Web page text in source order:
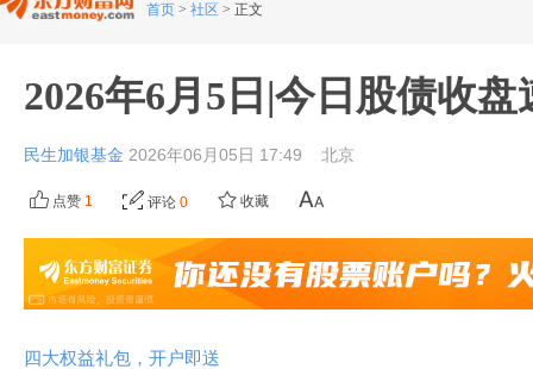
首页 > 社区 > 正文
2026年6月5日|今日股债收盘
民生加银基金 2026年06月05日 17:49 北京
点赞 1 评论 0 收藏
四大权益礼包，开户即送